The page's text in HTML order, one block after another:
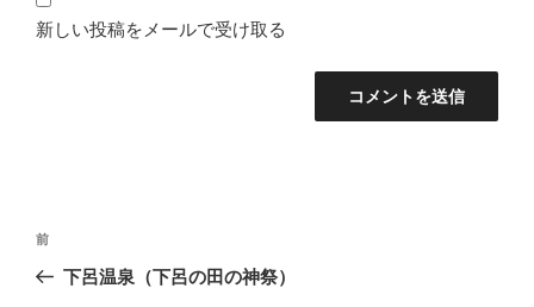
新しい投稿をメールで受け取る
投
ナ
前
の
前
下呂温泉（下呂の田の神祭）